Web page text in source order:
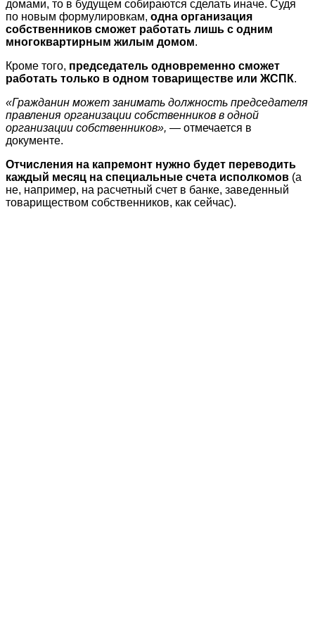
домами, то в будущем собираются сделать иначе. Судя
по новым формулировкам, одна организация
собственников сможет работать лишь с одним
многоквартирным жилым домом.
Кроме того, председатель одновременно сможет
работать только в одном товариществе или ЖСПК.
«Гражданин может занимать должность председателя
правления организации собственников в одной
организации собственников», — отмечается в
документе.
Отчисления на капремонт нужно будет переводить
каждый месяц на специальные счета исполкомов (а
не, например, на расчетный счет в банке, заведенный
товариществом собственников, как сейчас).